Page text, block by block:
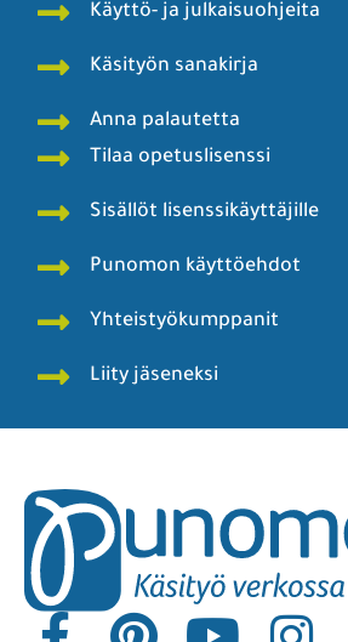
Käyttö- ja julkaisuohjeita
Käsityön sanakirja
Anna palautetta
Tilaa opetuslisenssi
Sisällöt lisenssikäyttäjille
Punomon käyttöehdot
Yhteistyökumppanit
Liity jäseneksi